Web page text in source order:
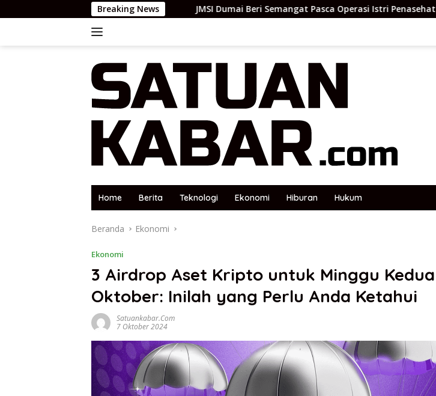
ke
Breaking News
JMSI Dumai Beri Semangat Pasca Operasi Istri Penasehat JMSI Yulius medi.
Home Berita Teknologi Ekonomi Hiburan Hukum
Beranda Ekonomi
Ekonomi
3 Airdrop Aset Kripto untuk Minggu Kedua
Oktober: Inilah yang Perlu Anda Ketahui
Satuankabar.com
7 Oktober 2024